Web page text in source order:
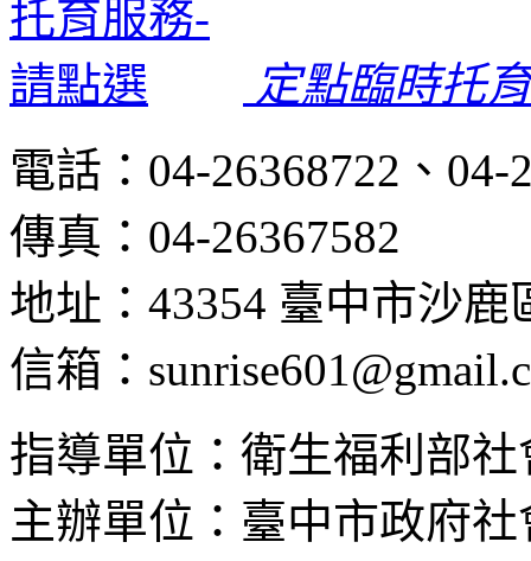
定點臨時托
電話：04-26368722、04-
傳真：04-26367582
地址：43354 臺中市沙鹿
信箱：
指導單位：衛生福利部
主辦單位：臺中市政府社